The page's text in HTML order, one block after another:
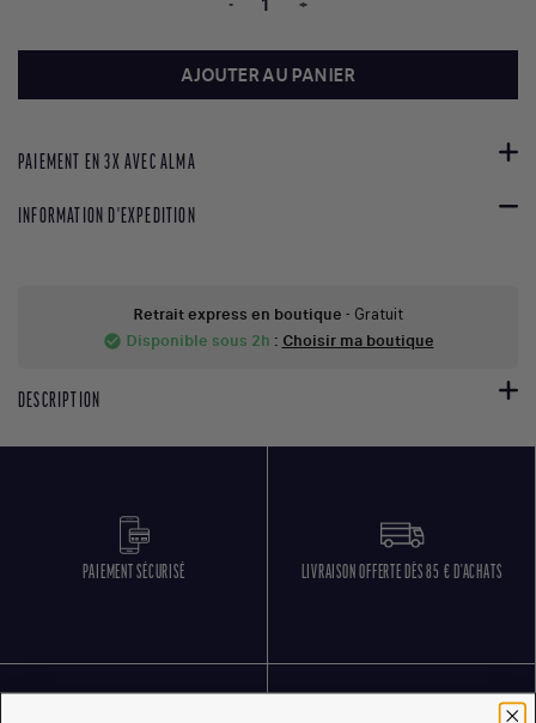
AJOUTER AU PANIER
PAIEMENT EN 3X AVEC ALMA
INFORMATION D'EXPEDITION
Retrait express en boutique - Gratuit
check_circle Disponible sous 2h : Choisir ma boutique
DESCRIPTION
PAIEMENT SÉCURISÉ LIVRAISON OFFERTE DÈS 85 € D'ACHATS